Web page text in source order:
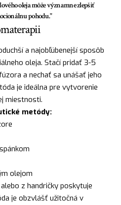
oleja môže významne zlepšiť
pohodu."
a najobľúbenejší sposôb
oleja. Stačí pridať 3-5
a nechať sa unášať jeho
je ideálna pre vytvorenie
miestnosti.
metódy:
olejom
z handričky poskytuje
je obzvlášť užitočná v